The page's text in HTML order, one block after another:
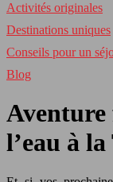
Activités originales
Destinations uniques
Conseils pour un
Blog
l’eau à